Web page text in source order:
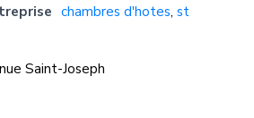
chambres d'hotes, st
Saint-Joseph